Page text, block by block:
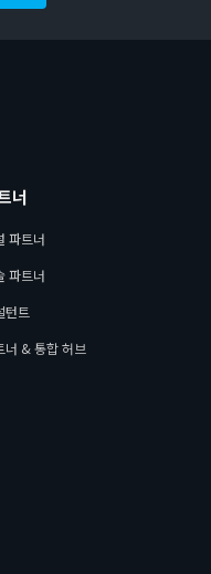
너
파트너
파트너
턴트
너 & 통합 허브